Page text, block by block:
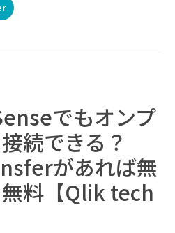
でもオンプ
続できる？
があれば無
料【Qlik tech